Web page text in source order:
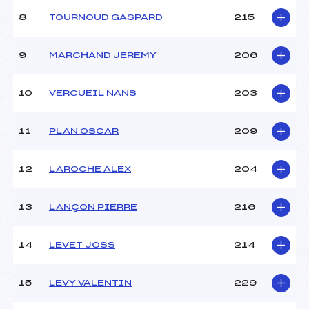
8 TOURNOUD GASPARD 215
9 MARCHAND JEREMY 206
10 VERCUEIL NANS 203
11 PLAN OSCAR 209
12 LAROCHE ALEX 204
13 LANÇON PIERRE 216
14 LEVET JOSS 214
15 LEVY VALENTIN 229